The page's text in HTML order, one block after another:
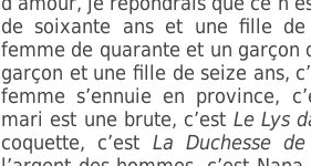
de soixante ans et une fille de
femme de quarante et un garçon
garçon et une fille de seize ans,
femme s’ennuie en province,
mari est une brute, c’est Le Lys
coquette, c’est La Duchesse